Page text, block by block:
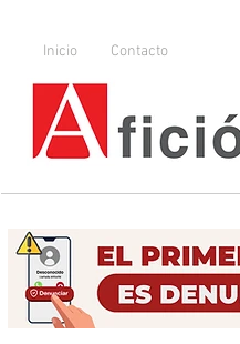
Inicio Contacto